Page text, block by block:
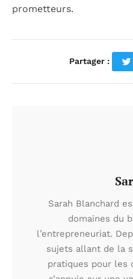
prometteurs.
Partager :
Sarah Blanchard
domaines du
l’entrepreneuriat.
sujets allant de la
pratiques pour les